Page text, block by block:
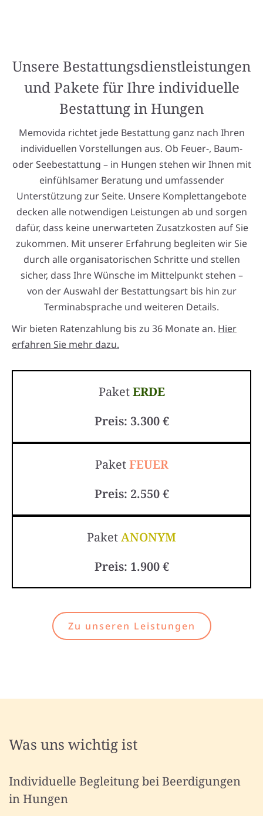
Unsere Bestattungsdienstleistungen
und Pakete für Ihre individuelle
Bestattung in Hungen
Memovida richtet jede Bestattung ganz nach Ihren
individuellen Vorstellungen aus. Ob Feuer-, Baum-
oder Seebestattung – in Hungen stehen wir Ihnen mit
einfühlsamer Beratung und umfassender
Unterstützung zur Seite. Unsere Komplettangebote
decken alle notwendigen Leistungen ab und sorgen
dafür, dass keine unerwarteten Zusatzkosten auf Sie
zukommen. Mit unserer Erfahrung begleiten wir Sie
durch alle organisatorischen Schritte und stellen
sicher, dass Ihre Wünsche im Mittelpunkt stehen –
von der Auswahl der Bestattungsart bis hin zur
Terminabsprache und weiteren Details.
Wir bieten Ratenzahlung bis zu 36 Monate an. Hier
erfahren Sie mehr dazu.
PaketERDE
Preis: 3.300 €
PaketFEUER
Preis: 2.550 €
PaketANONYM
Preis: 1.900 €
Zu unseren Leistungen
Was uns wichtig ist
Individuelle Begleitung bei Beerdigungen
in Hungen